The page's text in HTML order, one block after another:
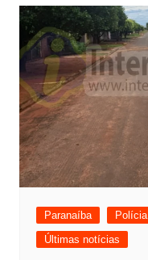
Paranaíba Polícia
Últimas notícias